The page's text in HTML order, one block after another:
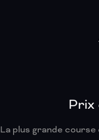
Prix
La plus grande